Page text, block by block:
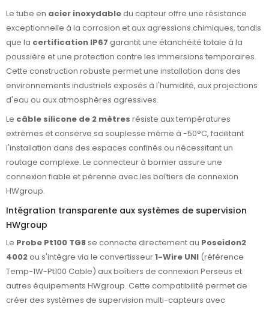
Le tube en acier inoxydabledu capteur offre une résistance
exceptionnelle à la corrosion et aux agressions chimiques, tandis
que la certification IP67 garantit une étanchéité totale à la
poussière et une protection contre les immersions temporaires.
Cette construction robuste permet une installation dans des
environnements industriels exposés à l'humidité, aux projections
d'eau ou aux atmosphères agressives.
Le câble silicone de 2 mètres résiste aux températures
extrêmes et conserve sa souplesse même à -50°C, facilitant
l'installation dans des espaces confinés ou nécessitant un
routage complexe. Le connecteur à bornier assure une
connexion fiable et pérenne avec les boîtiers de connexion
HWgroup.
Intégration transparente aux systèmes de supervision
HWgroup
Le Probe Pt100 TG8se connecte directement au Poseidon2
4002ou s'intègre via le convertisseur1-Wire UNI (référence
Temp-1W-Pt100 Cable) aux boîtiers de connexion Perseus et
autres équipements HWgroup. Cette compatibilité permet de
créer des systèmes de supervision multi-capteurs avec